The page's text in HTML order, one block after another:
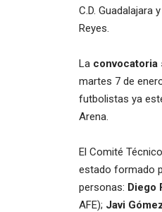
C.D. Guadalajara
Reyes.
La convocatoria
martes 7 de
futbolistas ya
Arena.
El Comité
estado formado
personas: Diego
AFE); Javi